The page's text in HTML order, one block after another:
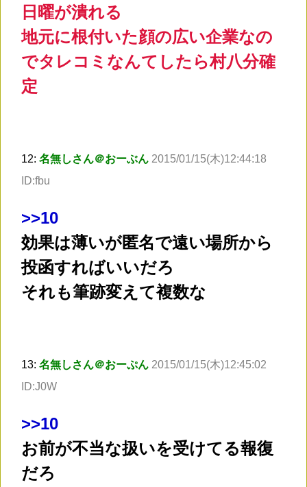
日曜が潰れる
地元に根付いた顔の広い企業なの
でタレコミなんてしたら村八分確
定
12: 名無しさん＠おーぶん 2015/01/15(木)12:44:18
ID:fbu
>>10
効果は薄いが匿名で遠い場所から
投函すればいいだろ
それも筆跡変えて複数な
13: 名無しさん＠おーぷん 2015/01/15(木)12:45:02
ID:J0W
>>10
お前が不当な扱いを受けてる報復
だろ